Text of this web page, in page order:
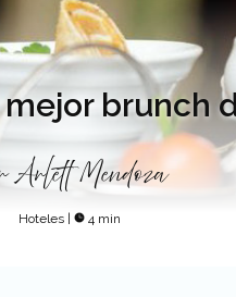
brunch
Arlett Mendoza
Hoteles 4 min